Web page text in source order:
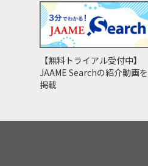
【無料トライアル受付中】
JAAME Searchの紹介動画を
掲載